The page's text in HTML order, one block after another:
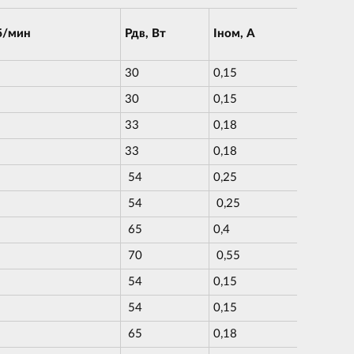
мин Рдв, Вт Iном, А
30 0,15
30 0,15
33 0,18
33 0,18
54 0,25
54 0,25
65 0,4
70 0,55
54 0,15
54 0,15
65 0,18